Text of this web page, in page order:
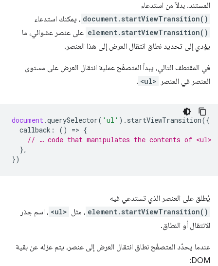
المستند. بدلاً من استدعاء
document.startViewTransition() ، يمكنك استدعاء
element.startViewTransition() على عنصر عشوائي، ما
يؤدي إلى تحديد نطاق انتقال العرض إلى هذا العنصر.
في المقتطف التالي، يبدأ المتصفّح عملية انتقال العرض على مستوى
العنصر في العنصر
<ul>
.
document.querySelector( 'ul' ). startViewTransition({
callback : () => {
// … code that manipulates the contents of <ul>
},
})
يُطلق على العنصر الذي تستدعي فيه
element.startViewTransition() ، مثل <ul> ، اسم جذر
الانتقال أو النطاق.
عندما يحدّد المتصفّح نطاق انتقال العرض إلى عنصر، يتم عزله عن بقية
DOM: